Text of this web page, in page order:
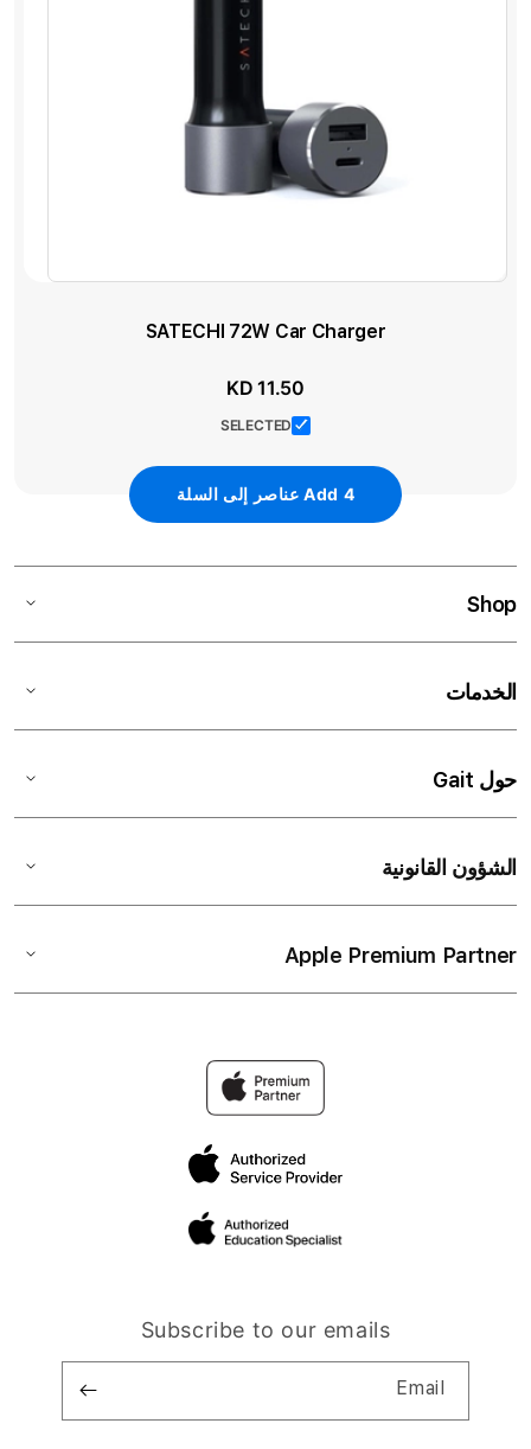
SELECTED
SATECHI 72W Car Charger
KD 11.50
Add 4 عناصر إلى السلة
Shop
الخدمات
حول Gait
الشؤون القانونية
Apple Premium Partner
Subscribe to our emails
Email